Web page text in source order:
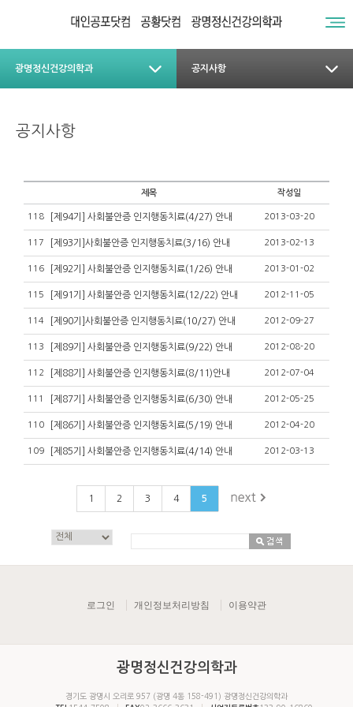
광명정신건강의학과 공지사항
공지사항
제목 작성일
118 [제94기] 사회불안증 인지행동치료(4/27) 안내 2013-03-20
117 [제93기]사회불안증 인지행동치료(3/16) 안내 2013-02-13
116 [제92기] 사회불안증 인지행동치료(1/26) 안내 2013-01-02
115 [제91기] 사회불안증 인지행동치료(12/22) 안내 2012-11-05
114 [제90기]사회불안증 인지행동치료(10/27) 안내 2012-09-27
113 [제89기] 사회불안증 인지행동치료(9/22) 안내 2012-08-20
112 [제88기] 사회불안증 인지행동치료(8/11)안내 2012-07-04
111 [제87기] 사회불안증 인지행동치료(6/30) 안내 2012-05-25
110 [제86기] 사회불안증 인지행동치료(5/19) 안내 2012-04-20
109 [제85기] 사회불안증 인지행동치료(4/14) 안내 2012-03-13
1 2 3 4 5
로그인 개인정보처리방침 이용약관
광명정신건강의학과
경기도 광명시 오리로 957 (광명 4동 158-491) 광명정신건강의학과